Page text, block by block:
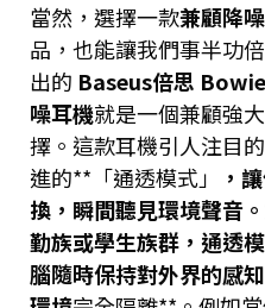
當然，選擇一款兼顧降
品，也能讓我們事半功
出的 Baseus倍思
噪耳機就是一個兼顧強
擇。這款耳機引人注目
進的**「通透模式」
，
換，瞬間聽見環境聲音
勤族或學生族群，通透
腦隨時保持對外界的感